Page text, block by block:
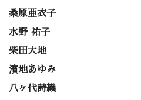
桑原亜衣子
水野 祐子
柴田大地
濱地あゆみ
八ヶ代詩織